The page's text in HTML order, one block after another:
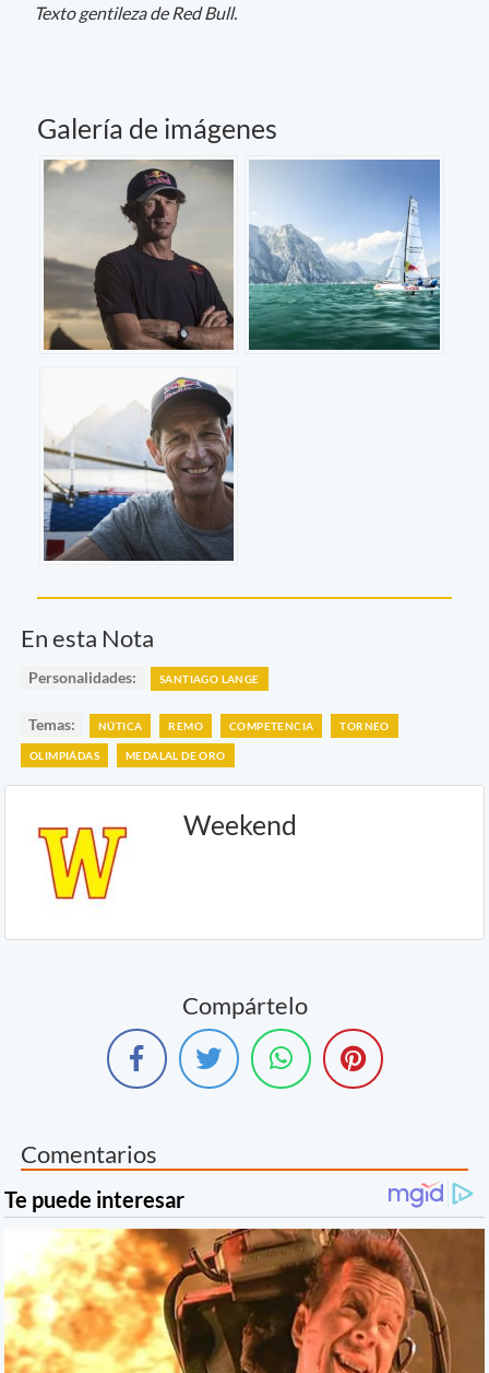
Texto gentileza de Red Bull.
Galería de imágenes
En esta Nota
Personalidades: SANTIAGO LANGE
Temas: NÚTICA REMO COMPETENCIA TORNEO
OLIMPIÁDAS MEDALAL DE ORO
Weekend
Compártelo
Comentarios